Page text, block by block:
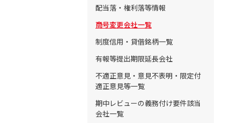
配当落・権利落等情報
商号変更会社一覧
制度信用・貸借銘柄一覧
有報等提出期限延長会社
不適正意見・意見不表明・限定付
適正意見等一覧
期中レビューの義務付け要件該当
会社一覧